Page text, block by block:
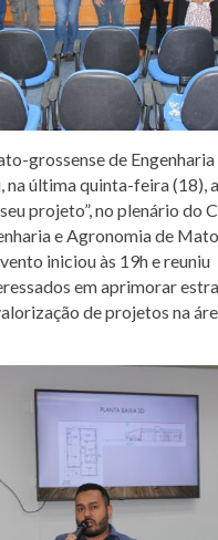
grossense de
na última quinta-feira (18),
projeto”, no plenário do
e Agronomia de
iniciou às 19h e reuniu
em aprimorar
de projetos na